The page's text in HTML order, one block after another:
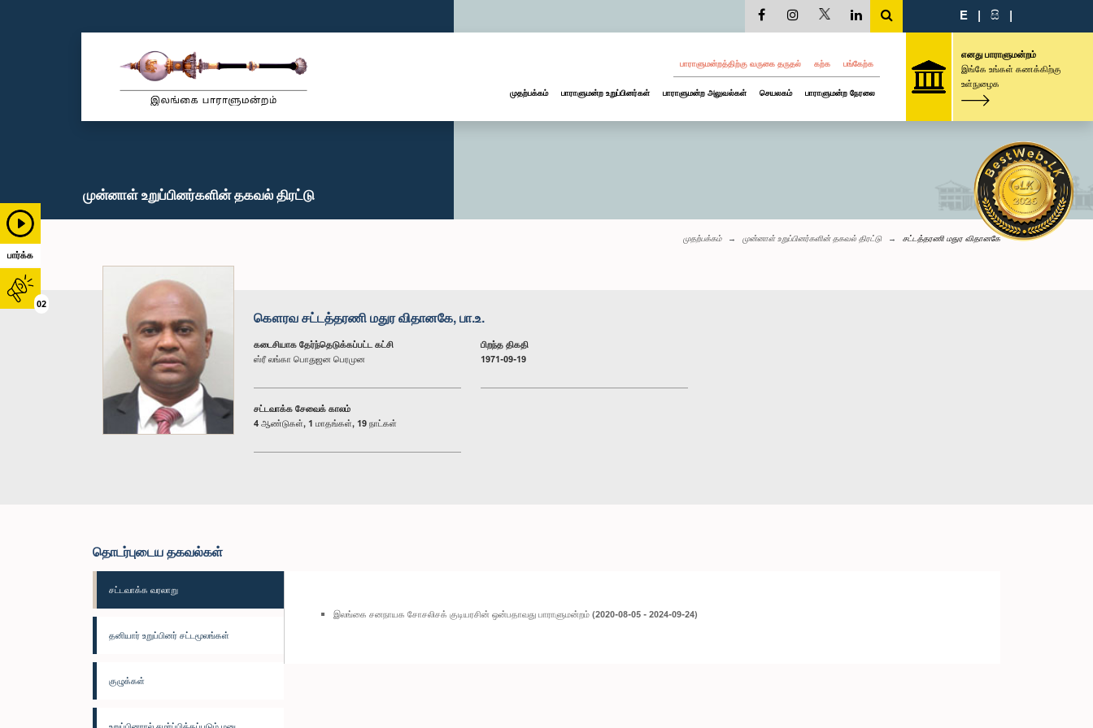
பார்க்க
02
E | සි |
பாராளுமன்றத்திற்கு வருகை தருதல் கற்க பங்கேற்க
முதற்பக்கம் பாராளுமன்ற உறுப்பினர்கள் பாராளுமன்ற அலுவல்கள் செயலகம் பாராளுமன்ற நேரலை
எனது பாராளுமன்றம்
இங்கே உங்கள் கணக்கிற்கு
உள்நுழைக
முன்னாள் உறுப்பினர்களின் தகவல் திரட்டு
முதற்பக்கம் முன்னாள் உறுப்பினர்களின் தகவல் திரட்டு சட்டத்தரணி மதுர விதானகே
கௌரவ சட்டத்தரணி மதுர விதானகே, பா.உ.
கடைசியாக தேர்ந்தெடுக்கப்பட்ட கட்சி
ஸ்ரீ லங்கா பொதுஜன பெரமுன
பிறந்த திகதி
1971-09-19
சட்டவாக்க சேவைக் காலம்
4 ஆண்டுகள், 1 மாதங்கள், 19 நாட்கள்
தொடர்புடைய தகவல்கள்
சட்டவாக்க வரலாறு
தனியார் உறுப்பினர் சட்டமூலங்கள்
குழுக்கள்
இலங்கை சனநாயக சோசலிசக் குடியரசின் ஒன்பதாவது பாராளுமன்றம் (2020-08-05 - 2024-09-24)